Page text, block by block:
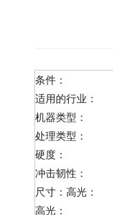
条件：
适用的行业：
机器类型：
处理类型：
硬度：
冲击韧性：
尺寸：高光：
高光：